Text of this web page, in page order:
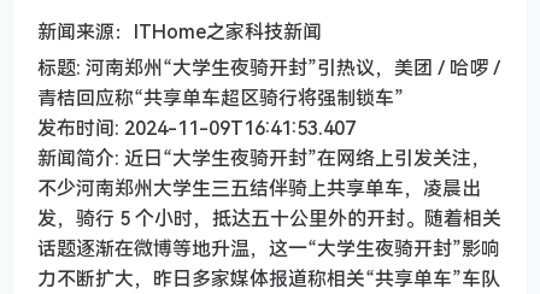
新闻来源：ITHome之家科技新闻
标题: 河南郑州“大学生夜骑开封”引热议，美团 / 哈啰 /
青桔回应称“共享单车超区骑行将强制锁车”
发布时间: 2024-11-09T16:41:53.407
新闻简介: 近日“大学生夜骑开封”在网络上引发关注，
不少河南郑州大学生三五结伴骑上共享单车，凌晨出
发，骑行 5 个小时，抵达五十公里外的开封。随着相关
话题逐渐在微博等地升温，这一“大学生夜骑开封”影响
力不断扩大，昨日多家媒体报道称相关“共享单车”车队